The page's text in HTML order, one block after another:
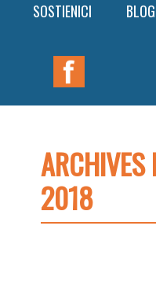
SOSTIENICI BLOG
Nav
Widget
ARCHIVES
2018